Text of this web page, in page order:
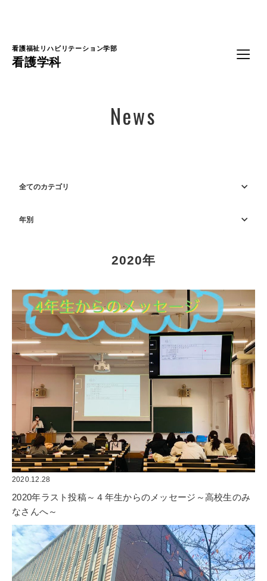
看護福祉リハビリテーション学部
看護学科
News
全てのカテゴリ
年別
2020年
2020.12.28
2020年ラスト投稿～４年生からのメッセージ～高校生のみ
なさんへ～